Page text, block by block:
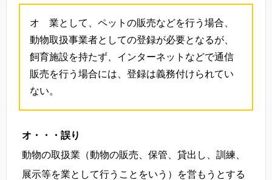
オ 業として、ペットの販売などを行う場合、
動物取扱事業者としての登録が必要となるが、
飼育施設を持たず、インターネットなどで通信
販売を行う場合には、登録は義務付けられてい
ない。
オ・・・誤り
動物の取扱業（動物の販売、保管、貸出し、訓練、
展示等を業として行うことをいう）を営もうとする